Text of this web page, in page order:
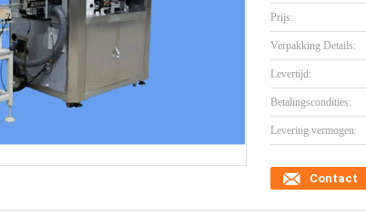
Prijs:
Verpakking Details:
Levertijd:
Betalingscondities:
Levering vermogen:
Contact